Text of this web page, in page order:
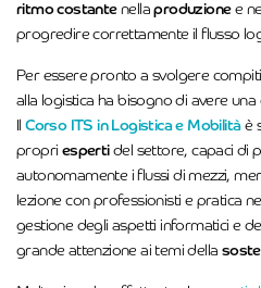
ritmo costante nellaproduzionee
progredire correttamente il flusso
Per essere pronto a svolgere
alla logistica ha bisogno di avere
IlCorso ITS in Logistica e Mobilitàè
propri espertidel settore, capaci di
autonomamente i flussi di mezzi,
lezione con professionisti e pratica
gestione degli aspetti informatici e
grande attenzione ai temi della